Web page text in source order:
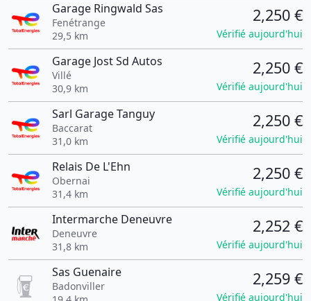
Garage Ringwald Sas
Fenétrange
29,5 km
2,250 €
Vérifié aujourd'hui
Garage Jost Sd Autos
Villé
30,9 km
2,250 €
Vérifié aujourd'hui
Sarl Garage Tanguy
Baccarat
31,0 km
2,250 €
Vérifié aujourd'hui
Relais De L'Ehn
Obernai
31,4 km
2,250 €
Vérifié aujourd'hui
Intermarche Deneuvre
Deneuvre
31,8 km
2,252 €
Vérifié aujourd'hui
Sas Guenaire
Badonviller
2,259 €
Vérifié aujourd'hui